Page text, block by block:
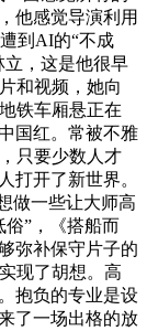
他感觉导演利用
到AI的“不成
立，这是他很早
和视频，她向
铁车厢悬正在
国红。常被不雅
只要少数人才
打开了新世界。
做一些让大师高
”，《搭船而
弥补保守片子的
现了胡想。高
抱负的专业是设
了一场出格的放